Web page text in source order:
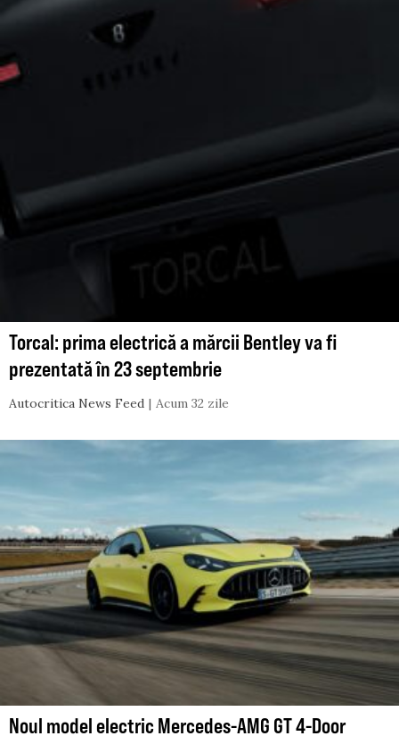
Torcal: prima electrică a mărcii Bentley va fi
prezentată în 23 septembrie
Autocritica News Feed Acum 32 zile
Noul model electric Mercedes-AMG GT 4-Door